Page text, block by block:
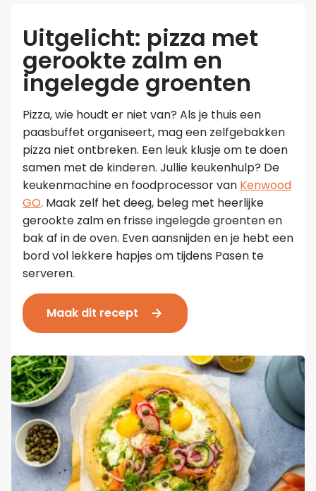
Uitgelicht: pizza met
gerookte zalm en
ingelegde groenten
Pizza, wie houdt er niet van? Als je thuis een
paasbuffet organiseert, mag een zelfgebakken
pizza niet ontbreken. Een leuk klusje om te doen
samen met de kinderen. Jullie keukenhulp? De
keukenmachine en foodprocessor van Kenwood
GO. Maak zelf het deeg, beleg met heerlijke
gerookte zalm en frisse ingelegde groenten en
bak af in de oven. Even aansnijden en je hebt een
bord vol lekkere hapjes om tijdens Pasen te
serveren.
Maak dit recept